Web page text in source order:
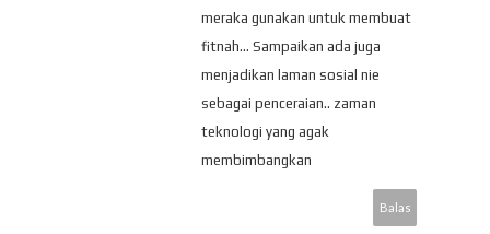
meraka gunakan untuk membuat
fitnah... Sampaikan ada juga
menjadikan laman sosial nie
sebagai penceraian.. zaman
teknologi yang agak
membimbangkan
Balas